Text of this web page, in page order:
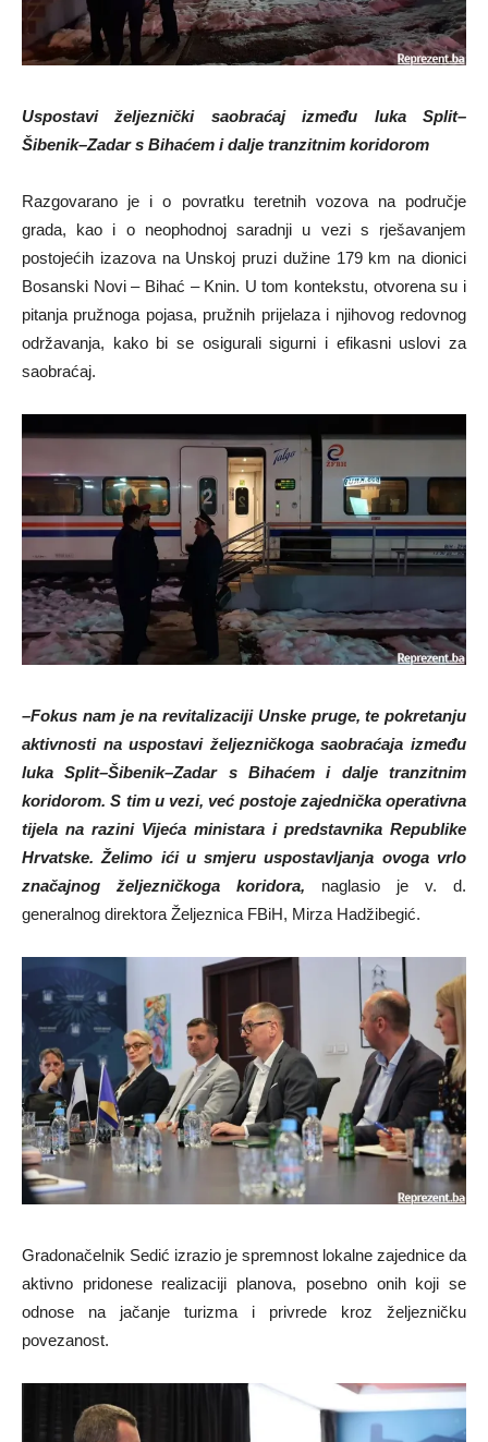
Uspostavi željeznički saobraćaj između luka Split–
Šibenik–Zadar s Bihaćem i dalje tranzitnim koridorom
Razgovarano je i o povratku teretnih vozova na područje
grada, kao i o neophodnoj saradnji u vezi s rješavanjem
postojećih izazova na Unskoj pruzi dužine 179 km na dionici
Bosanski Novi – Bihać – Knin. U tom kontekstu, otvorena su i
pitanja pružnoga pojasa, pružnih prijelaza i njihovog redovnog
održavanja, kako bi se osigurali sigurni i efikasni uslovi za
saobraćaj.
–Fokus nam je na revitalizaciji Unske pruge, te pokretanju
aktivnosti na uspostavi željezničkoga saobraćaja između
luka Split–Šibenik–Zadar s Bihaćem i dalje tranzitnim
koridorom. S tim u vezi, već postoje zajednička operativna
tijela na razini Vijeća ministara i predstavnika Republike
Hrvatske. Želimo ići u smjeru uspostavljanja ovoga vrlo
značajnog željezničkoga koridora, naglasio je v. d.
generalnog direktora Željeznica FBiH, Mirza Hadžibegić.
Gradonačelnik Sedić izrazio je spremnost lokalne zajednice da
aktivno pridonese realizaciji planova, posebno onih koji se
odnose na jačanje turizma i privrede kroz željezničku
povezanost.